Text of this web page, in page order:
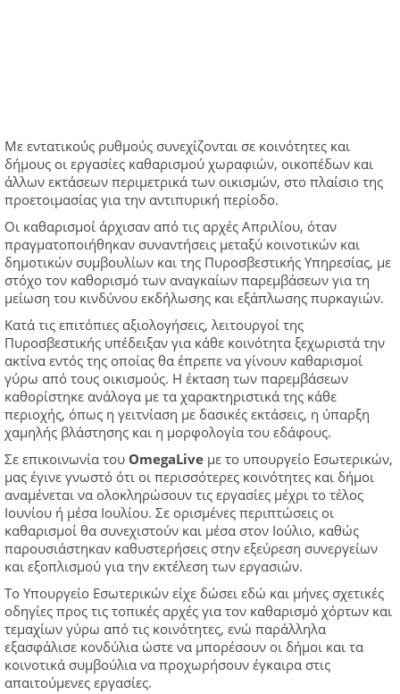
Με εντατικούς ρυθμούς συνεχίζονται σε κοινότητες και
δήμους οι εργασίες καθαρισμού χωραφιών, οικοπέδων και
άλλων εκτάσεων περιμετρικά των οικισμών, στο πλαίσιο της
προετοιμασίας για την αντιπυρική περίοδο.
Οι καθαρισμοί άρχισαν από τις αρχές Απριλίου, όταν
πραγματοποιήθηκαν συναντήσεις μεταξύ κοινοτικών και
δημοτικών συμβουλίων και της Πυροσβεστικής Υπηρεσίας, με
στόχο τον καθορισμό των αναγκαίων παρεμβάσεων για τη
μείωση του κινδύνου εκδήλωσης και εξάπλωσης πυρκαγιών.
Κατά τις επιτόπιες αξιολογήσεις, λειτουργοί της
Πυροσβεστικής υπέδειξαν για κάθε κοινότητα ξεχωριστά την
ακτίνα εντός της οποίας θα έπρεπε να γίνουν καθαρισμοί
γύρω από τους οικισμούς. Η έκταση των παρεμβάσεων
καθορίστηκε ανάλογα με τα χαρακτηριστικά της κάθε
περιοχής, όπως η γειτνίαση με δασικές εκτάσεις, η ύπαρξη
χαμηλής βλάστησης και η μορφολογία του εδάφους.
Σε επικοινωνία του OmegaLive με το υπουργείο Εσωτερικών,
μας έγινε γνωστό ότι οι περισσότερες κοινότητες και δήμοι
αναμένεται να ολοκληρώσουν τις εργασίες μέχρι το τέλος
Ιουνίου ή μέσα Ιουλίου. Σε ορισμένες περιπτώσεις οι
καθαρισμοί θα συνεχιστούν και μέσα στον Ιούλιο, καθώς
παρουσιάστηκαν καθυστερήσεις στην εξεύρεση συνεργείων
και εξοπλισμού για την εκτέλεση των εργασιών.
Το Υπουργείο Εσωτερικών είχε δώσει εδώ και μήνες σχετικές
οδηγίες προς τις τοπικές αρχές για τον καθαρισμό χόρτων και
τεμαχίων γύρω από τις κοινότητες, ενώ παράλληλα
εξασφάλισε κονδύλια ώστε να μπορέσουν οι δήμοι και τα
κοινοτικά συμβούλια να προχωρήσουν έγκαιρα στις
απαιτούμενες εργασίες.